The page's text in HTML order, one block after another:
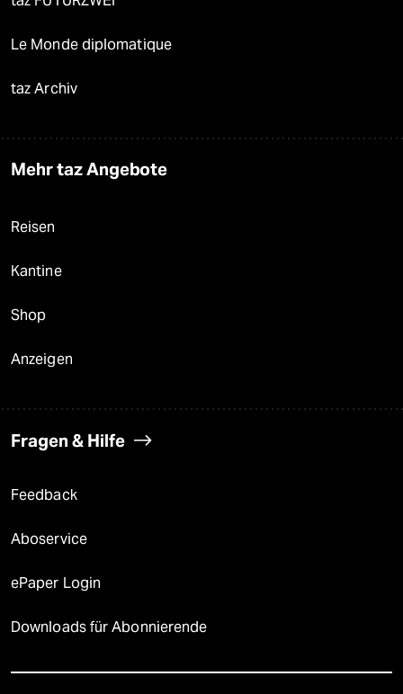
Le Monde diplomatique
taz Archiv
Mehr taz Angebote
Reisen
Kantine
Shop
Anzeigen
Fragen & Hilfe
Feedback
Aboservice
ePaper Login
Downloads für Abonnierende